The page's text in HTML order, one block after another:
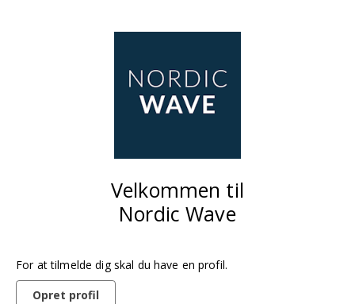
Velkommen til
Nordic Wave
For at tilmelde dig skal du have en profil.
Opret profil